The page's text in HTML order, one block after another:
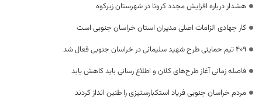
هشدار درباره افزایش مجدد کرونا در شهرستان زیرکوه
کار جهادی الزامات اصلی مدیران استان خراسان جنوبی است
۴۰۹ تیم حمایتی طرح شهید سلیمانی در خراسان جنوبی فعال شد
فاصله زمانی آغاز طرح‌های کلان و اطلاع‌ رسانی باید کاهش یابد
مردم خراسان جنوبی فریاد استکبارستیزی را طنین‌ انداز کردند